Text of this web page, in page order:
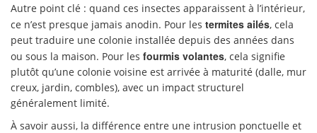
Autre point clé : quand ces insectes apparaissent à l’intérieur,
ce n’est presque jamais anodin. Pour les termites ailés, cela
peut traduire une colonie installée depuis des années dans
ou sous la maison. Pour les fourmis volantes, cela signifie
plutôt qu’une colonie voisine est arrivée à maturité (dalle, mur
creux, jardin, combles), avec un impact structurel
généralement limité.
À savoir aussi, la différence entre une intrusion ponctuelle et